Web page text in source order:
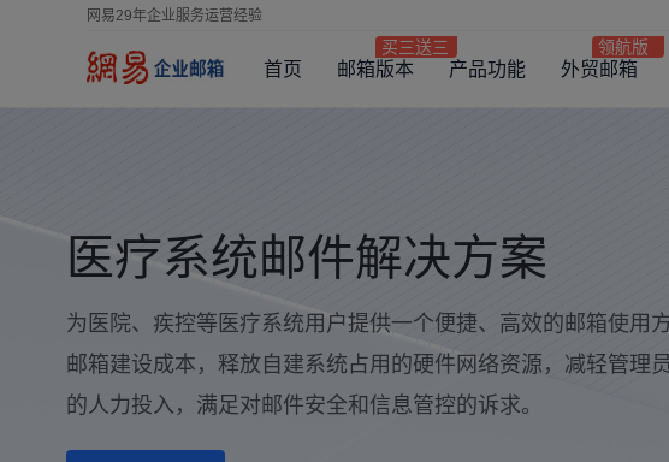
网易29年企业服务运营经验
首页 邮箱版本 产品功能 外贸邮箱
医疗系统邮件解决方案
为医院、疾控等医疗系统用户提供一个便捷、高效的邮箱使用
邮箱建设成本，释放自建系统占用的硬件网络资源，减轻管理
的人力投入，满足对邮件安全和信息管控的诉求。